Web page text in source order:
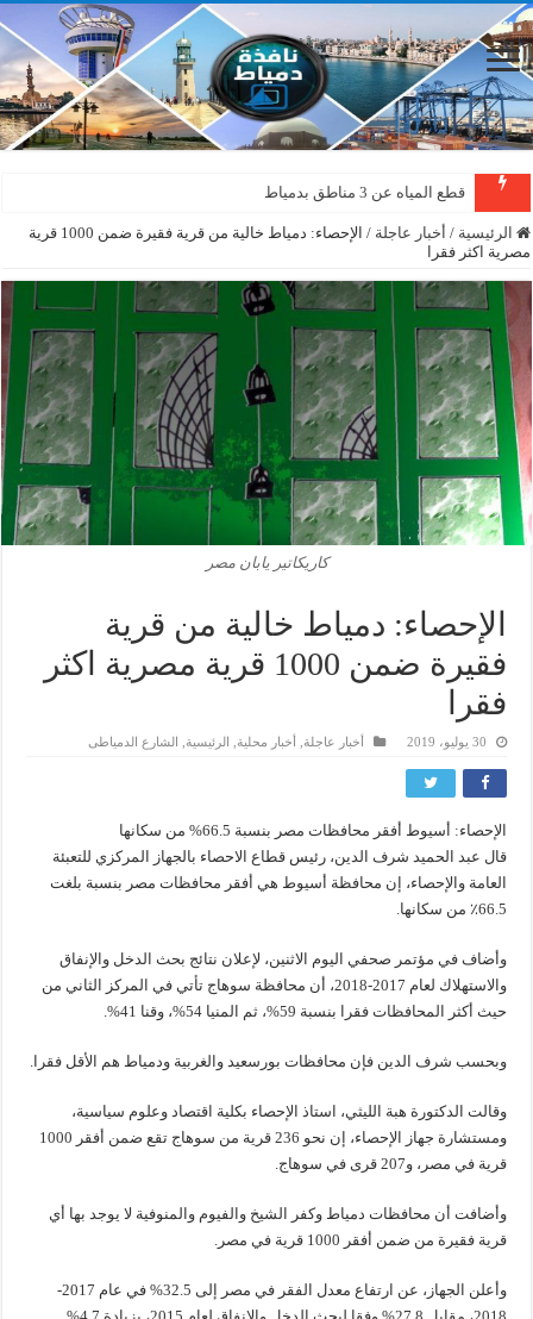
قطع المياه عن 3 مناطق بدمياط
الرئيسية / أخبار عاجلة /
الإحصاء: دمياط خالية من قرية فقيرة ضمن 1000 قرية
مصرية اكثر فقرا
كاريكاتير يابان مصر
الإحصاء: دمياط خالية من قرية
فقيرة ضمن 1000 قرية مصرية اكثر
فقرا
30 يوليو، 2019 أخبار عاجلة أخبار محلية الرئيسية الشارع الدمياطى
الإحصاء: أسيوط أفقر محافظات مصر بنسبة 66.5% من سكانها
قال عبد الحميد شرف الدين، رئيس قطاع الاحصاء بالجهاز المركزي للتعبئة
العامة والإحصاء، إن محافظة أسيوط هي أفقر محافظات مصر بنسبة بلغت
66.5٪‏ من سكانها.
وأضاف في مؤتمر صحفي اليوم الاثنين، لإعلان نتائج بحث الدخل والإنفاق
والاستهلاك لعام 2017-2018، أن محافظة سوهاج تأتي في المركز الثاني من
حيث أكثر المحافظات فقرا بنسبة 59%، ثم المنيا 54%، وقنا 41%.
وبحسب شرف الدين فإن محافظات بورسعيد والغربية ودمياط هم الأقل فقرا.
وقالت الدكتورة هبة الليثي، استاذ الإحصاء بكلية اقتصاد وعلوم سياسية،
ومستشارة جهاز الإحصاء، إن نحو 236 قرية من سوهاج تقع ضمن أفقر 1000
قرية في مصر، و207 قرى في سوهاج.
وأضافت أن محافظات دمياط وكفر الشيخ والفيوم والمنوفية لا يوجد بها أي
قرية فقيرة من ضمن أفقر 1000 قرية في مصر.
وأعلن الجهاز، عن ارتفاع معدل الفقر في مصر إلى 32.5% في عام 2017-